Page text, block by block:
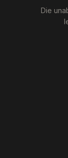
Die